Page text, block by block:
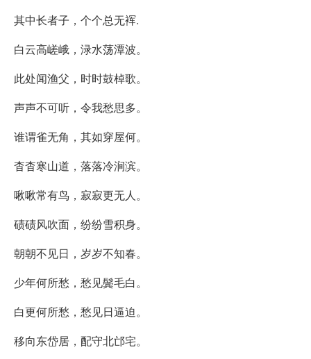
其中长者子，个个总无裈.
白云高嵯峨，渌水荡潭波。
此处闻渔父，时时鼓棹歌。
声声不可听，令我愁思多。
谁谓雀无角，其如穿屋何。
杳杳寒山道，落落冷涧滨。
啾啾常有鸟，寂寂更无人。
碛碛风吹面，纷纷雪积身。
朝朝不见日，岁岁不知春。
少年何所愁，愁见鬓毛白。
白更何所愁，愁见日逼迫。
移向东岱居，配守北邙宅。